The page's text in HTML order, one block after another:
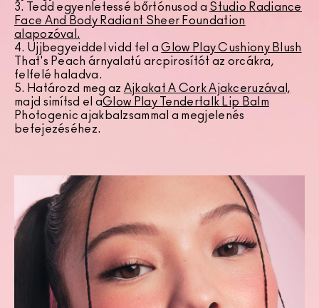
3. Tedd egyenletessé bőrtónusod a Studio Radiance
Face And Body Radiant Sheer Foundation
alapozóval.
4. Ujjbegyeiddel vidd fel aGlow Play Cushiony Blush
That's Peach árnyalatú arcpirosítót az orcákra,
felfelé haladva.
5. Határozd meg az Ajkakat A Cork Ajakceruzával,
majd simítsd el aGlow Play Tendertalk Lip Balm
Photogenic ajakbalzsammal a megjelenés
befejezéséhez.